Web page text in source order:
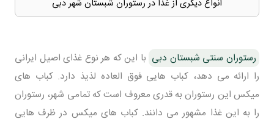
انواع دیگری از غذا در رستوران شبستان شهر دبی
رستوران سنتی شبستان دبی با این که هر نوع غذای اصیل ایرانی
را ارائه می دهد، کباب هایی فوق العاده لذیذ دارد. کباب های
میکس این رستوران به قدری معروف است که تمامی شهر، رستوران
را به این غذا مشهور می دانند. کباب های میکس در ظرف هایی